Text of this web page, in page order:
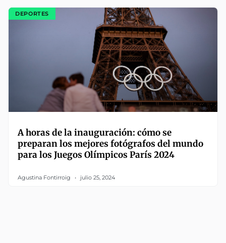
DEPORTES
A horas de la inauguración: cómo se
preparan los mejores fotógrafos del mundo
para los Juegos Olímpicos París 2024
Agustina Fontirroig julio 25, 2024